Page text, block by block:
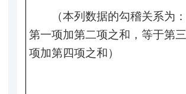
（本列数据的勾稽关系为：
第一项加第二项之和，等于第三
项加第四项之和）